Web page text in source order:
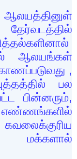
தேர்வடத்தில்
ஆலயங்கள்
காணப்படுவது ,
பல
பின்னரும்,